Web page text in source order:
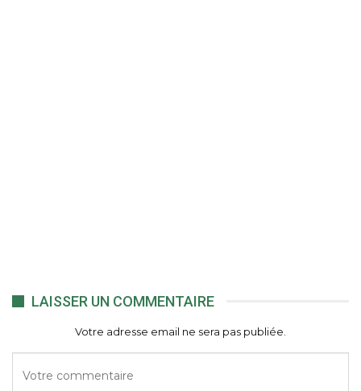
LAISSER UN COMMENTAIRE
Votre adresse email ne sera pas publiée.